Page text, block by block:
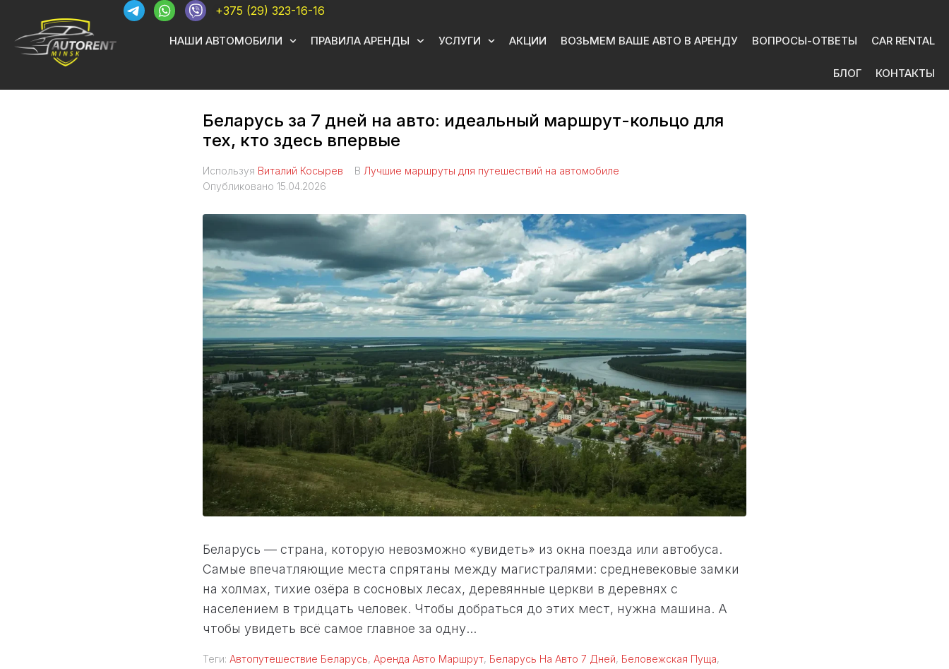
+375 (29) 323-16-16
НАШИ АВТОМОБИЛИ ПРАВИЛА АРЕНДЫ УСЛУГИ АКЦИИ ВОЗЬМЕМ ВАШЕ АВТО В АРЕНДУ ВОПРОСЫ-ОТВЕТЫ CAR RENTAL
БЛОГ КОНТАКТЫ
Беларусь за 7 дней на авто: идеальный маршрут-кольцо для
тех, кто здесь впервые
Используя Виталий Косырев В Лучшие маршруты для путешествий на автомобиле
Опубликовано 15.04.2026
Беларусь — страна, которую невозможно «увидеть» из окна поезда или автобуса.
Самые впечатляющие места спрятаны между магистралями: средневековые замки
на холмах, тихие озёра в сосновых лесах, деревянные церкви в деревнях с
населением в тридцать человек. Чтобы добраться до этих мест, нужна машина. А
чтобы увидеть всё самое главное за одну...
Теги: Автопутешествие Беларусь, Аренда Авто Маршрут, Беларусь На Авто 7 Дней, Беловежская Пуща,